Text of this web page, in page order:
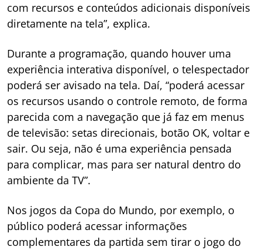
com recursos e conteúdos adicionais disponíveis
diretamente na tela”, explica.
Durante a programação, quando houver uma
experiência interativa disponível, o telespectador
poderá ser avisado na tela. Daí, “poderá acessar
os recursos usando o controle remoto, de forma
parecida com a navegação que já faz em menus
de televisão: setas direcionais, botão OK, voltar e
sair. Ou seja, não é uma experiência pensada
para complicar, mas para ser natural dentro do
ambiente da TV”.
Nos jogos da Copa do Mundo, por exemplo, o
público poderá acessar informações
complementares da partida sem tirar o jogo do